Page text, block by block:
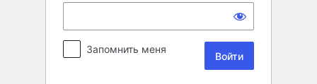
Запомнить меня